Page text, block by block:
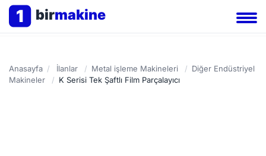
1 birmakine
Anasayfa / İlanlar / Metal işleme Makineleri / Diğer Endüstriyel
Makineler
/ K Serisi Tek Şaftlı Film Parçalayıcı